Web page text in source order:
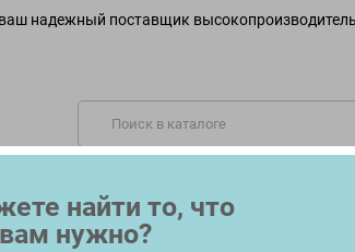
надежный поставщик
ОБСЛУЖИВАЕМЫЕ ОТРАСЛИ
найти то, что
вам нужно?